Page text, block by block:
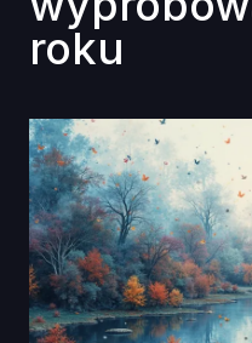
roku